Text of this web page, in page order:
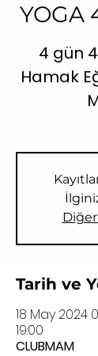
YOGA
4 gün
Hamak
Tarih ve
18 May 2024
19:00
CLUBMAM